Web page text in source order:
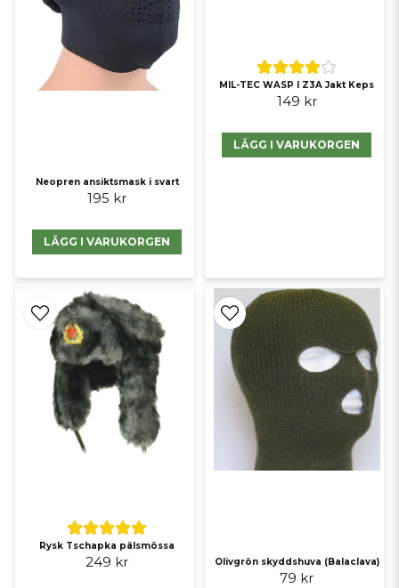
Neopren ansiktsmask i svart
195 kr
LÄGG I VARUKORGEN
MIL-TEC WASP I Z3A Jakt Keps
149 kr
LÄGG I VARUKORGEN
Rysk Tschapka pälsmössa
249 kr Olivgrön skyddshuva (Balaclava)
79 kr